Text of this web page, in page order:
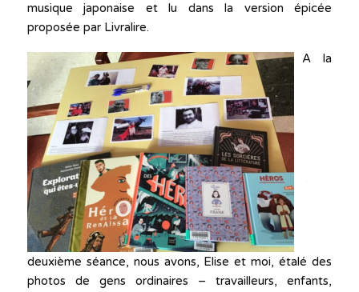
musique japonaise et lu dans la version épicée
proposée par Livralire.
A la
deuxième séance, nous avons, Elise et moi, étalé des
photos de gens ordinaires – travailleurs, enfants,